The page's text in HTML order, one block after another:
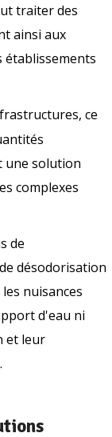
traiter des
ainsi aux
établissements
ce
une solution
complexes
de
désodorisation
nuisances
d'eau ni
et leur